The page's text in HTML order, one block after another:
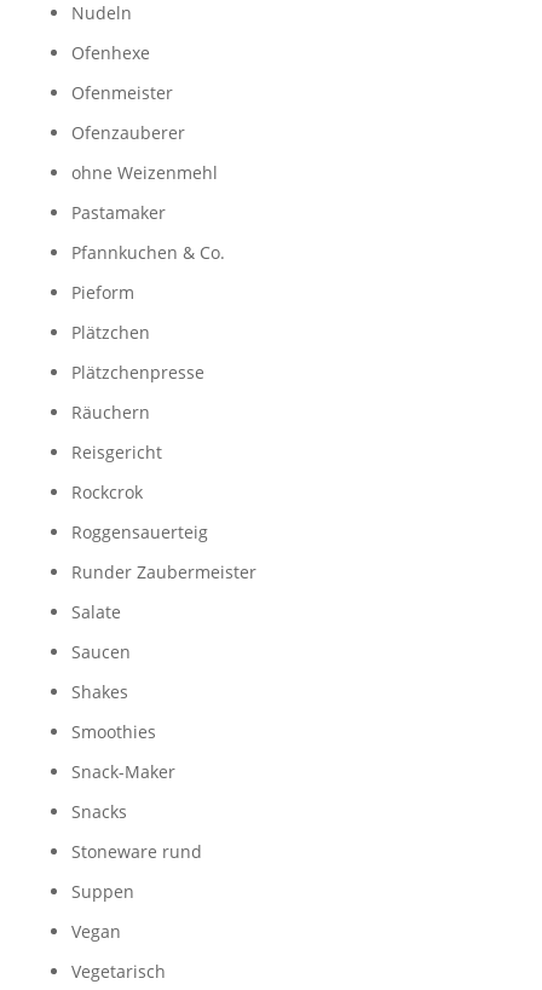
Nudeln
Ofenhexe
Ofenmeister
Ofenzauberer
ohne Weizenmehl
Pastamaker
Pfannkuchen & Co.
Pieform
Plätzchen
Plätzchenpresse
Räuchern
Reisgericht
Rockcrok
Roggensauerteig
Runder Zaubermeister
Salate
Saucen
Shakes
Smoothies
Snack-Maker
Snacks
Stoneware rund
Suppen
Vegan
Vegetarisch